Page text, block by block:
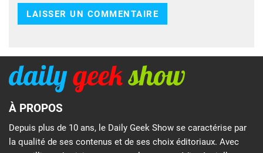
À PROPOS
Depuis plus de 10 ans, le Daily Geek Show se caractérise par
la qualité de ses contenus et de ses choix éditoriaux. Avec